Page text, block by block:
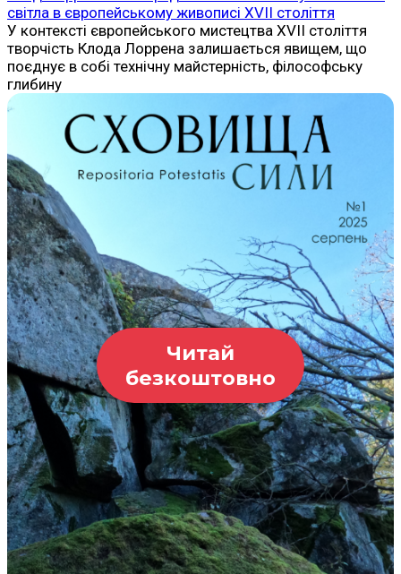
світла в європейському живописі XVII століття
У контексті європейського мистецтва XVII століття
творчість Клода Лоррена залишається явищем, що
поєднує в собі технічну майстерність, філософську
глибину
Читай
безкоштовно